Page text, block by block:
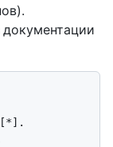
документации